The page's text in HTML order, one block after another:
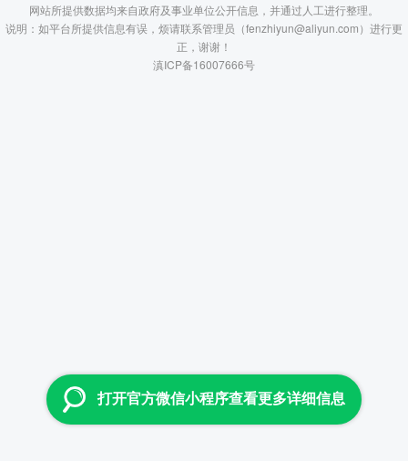
网站所提供数据均来自政府及事业单位公开信息，并通过人工进行整理。
说明：如平台所提供信息有误，烦请联系管理员（fenzhiyun@aliyun.com）进行更
正，谢谢！
滇ICP备16007666号
打开官方微信小程序查看更多详细信息